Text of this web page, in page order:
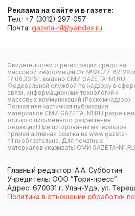
Реклама на сайте и в газете:
Тел.: +7 (3012) 297-057
Почта: gazeta-n1@yandex.ru
Свидетельство о регистрации средства
массовой информации Эл №ФС77-62128
17.06.2015г. выдано СМИ GAZETA-N1.RU
Федеральной службой по надзору в
связи, информационных технологий и
массовых коммуникаций (Роскомнадзор).
Полная или частичная публикация
материалов СМИ GAZETA-N1.RU
только с письменного разрешения
редакции! При цитировании материалов
прямая активная ссылка на www.gazeta-
n1.ru обязательна. Для печатных
материалов указывать: СМИ GAZETA-N1.RU
Главный редактор: А.А. Субботин
Учредитель: ООО “Тори-пресс”
Адрес: 670031 г. Улан-Удэ, ул.
Политика в отношении обработки